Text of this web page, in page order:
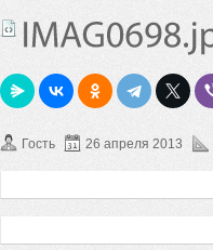
Гость 26 апреля 2013